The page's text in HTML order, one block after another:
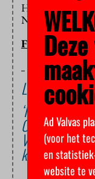
Het programma
NPO 2. Bekijk
FLOOR BAL
Lees ook
‘Ik ben van de
Oud-decaan
Vertrekkende
kroeg
Ad Valvas
(voor het
en
website te